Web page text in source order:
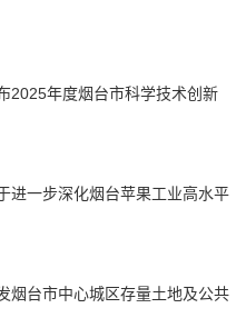
年度烟台市科学技术创新
一步深化烟台苹果工业高水平
台市中心城区存量土地及公共